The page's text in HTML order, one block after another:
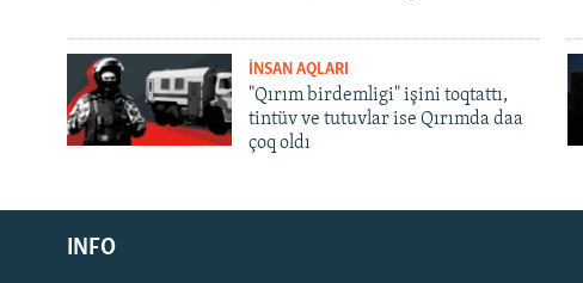
Русский
Українською
İNSAN AQLARI
"Qırım birdemligi" işini toqtattı,
tintüv ve tutuvlar ise Qırımda daa
çoq oldı
INFO